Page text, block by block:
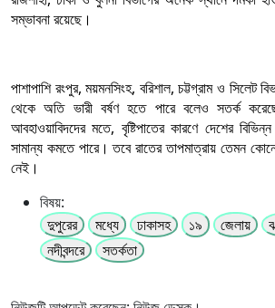
সম্ভাবনা রয়েছে।
পাশাপাশি রংপুর, ময়মনসিংহ, বরিশাল, চট্টগ্রাম ও সিলেট
থেকে অতি ভারী বর্ষণ হতে পারে বলেও সতর্ক
আবহাওয়াবিদদের মতে, বৃষ্টিপাতের কারণে দেশের
সামান্য কমতে পারে। তবে রাতের তাপমাত্রায় তেমন
নেই।
বিষয়:
দুপুরের
মধ্যে ঢাকাসহ ১৯ জেলায়
নদীবন্দরে
সতর্কতা